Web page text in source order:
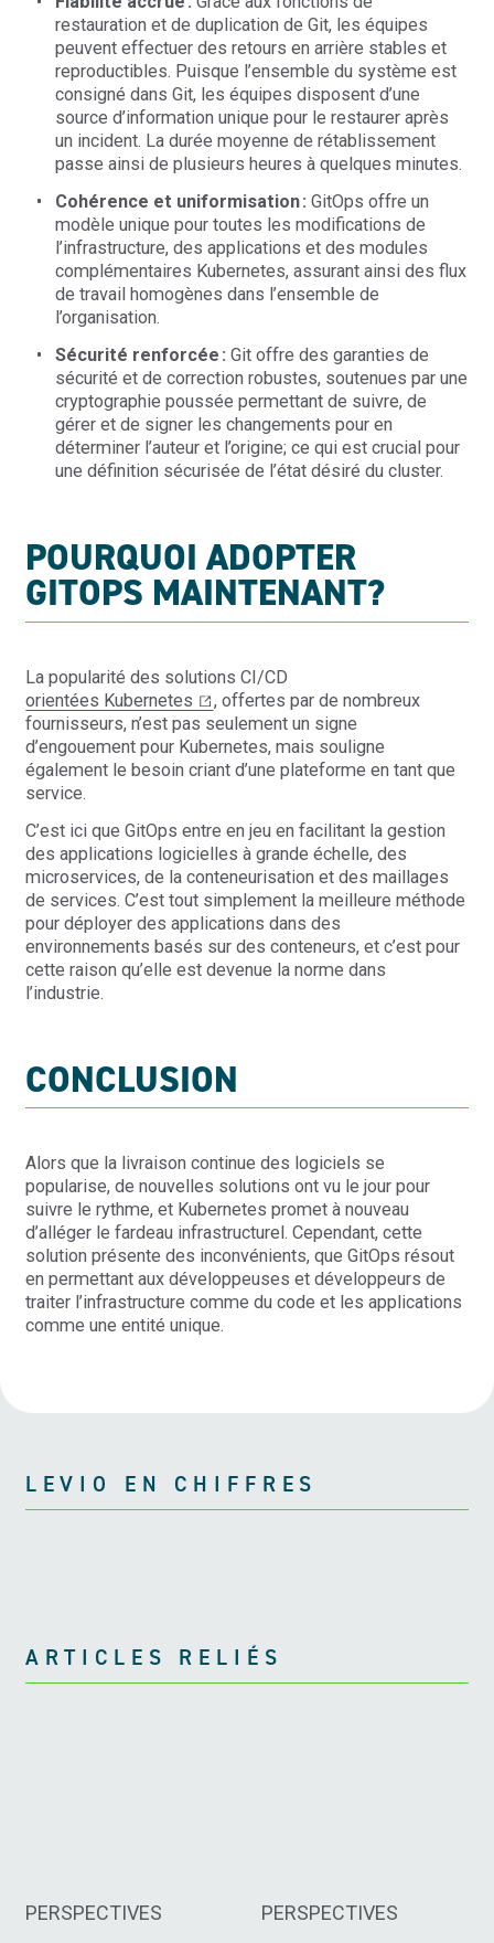
restauration et de duplication de Git, les équipes
peuvent effectuer des retours en arrière stables et
reproductibles. Puisque l’ensemble du système est
consigné dans Git, les équipes disposent d’une
source d’information unique pour le restaurer après
un incident. La durée moyenne de rétablissement
passe ainsi de plusieurs heures à quelques minutes.
Cohérence et uniformisation : GitOps offre un
modèle unique pour toutes les modifications de
l’infrastructure, des applications et des modules
complémentaires Kubernetes, assurant ainsi des flux
de travail homogènes dans l’ensemble de
l’organisation.
Sécurité renforcée : Git offre des garanties de
sécurité et de correction robustes, soutenues par une
cryptographie poussée permettant de suivre, de
gérer et de signer les changements pour en
déterminer l’auteur et l’origine; ce qui est crucial pour
une définition sécurisée de l’état désiré du cluster.
POURQUOI ADOPTER
GITOPS MAINTENANT?
La popularité des solutions CI/CD
orientées Kubernetes
, offertes par de nombreux
fournisseurs, n’est pas seulement un signe
d’engouement pour Kubernetes, mais souligne
également le besoin criant d’une plateforme en tant que
service.
C’est ici que GitOps entre en jeu en facilitant la gestion
des applications logicielles à grande échelle, des
microservices, de la conteneurisation et des maillages
de services. C’est tout simplement la meilleure méthode
pour déployer des applications dans des
environnements basés sur des conteneurs, et c’est pour
cette raison qu’elle est devenue la norme dans
l’industrie.
CONCLUSION
Alors que la livraison continue des logiciels se
popularise, de nouvelles solutions ont vu le jour pour
suivre le rythme, et Kubernetes promet à nouveau
d’alléger le fardeau infrastructurel. Cependant, cette
solution présente des inconvénients, que GitOps résout
en permettant aux développeuses et développeurs de
traiter l’infrastructure comme du code et les applications
comme une entité unique.
LEVIO EN CHIFFRES
ARTICLES RELIÉS
PERSPECTIVES PERSPECTIVES